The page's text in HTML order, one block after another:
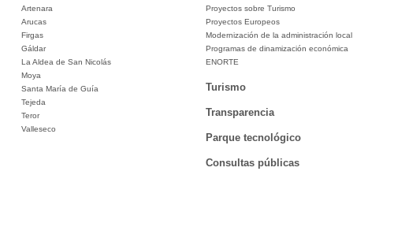
Artenara
Arucas
Firgas
Gáldar
La Aldea de San Nicolás
Moya
Santa María de Guía
Tejeda
Teror
Valleseco
Proyectos sobre Turismo
Proyectos Europeos
Modernización de la administración local
Programas de dinamización económica
ENORTE
Turismo
Transparencia
Parque tecnológico
Consultas públicas